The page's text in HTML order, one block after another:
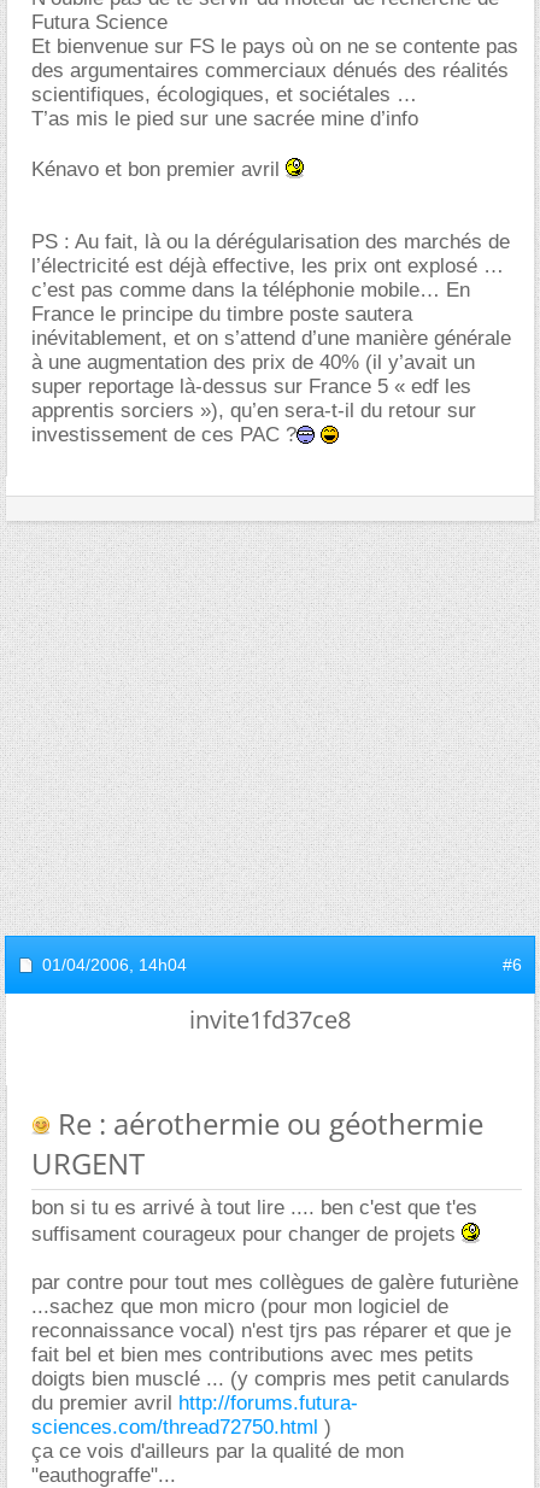
Futura Science
Et bienvenue sur FS le pays où on ne se contente pas
des argumentaires commerciaux dénués des réalités
scientifiques, écologiques, et sociétales
T’as mis le pied sur une sacrée mine d’info
Kénavo et bon premier avril
PS : Au fait, là ou la dérégularisation des marchés de
l’électricité est déjà effective, les prix ont explosé
c’est pas comme dans la téléphonie mobile… En
France le principe du timbre poste sautera
inévitablement, et on s’attend d’une manière générale
à une augmentation des prix de 40% (il y’avait un
super reportage là-dessus sur France 5 « edf les
apprentis sorciers »), qu’en sera-t-il du retour sur
investissement de ces PAC ?
01/04/2006, 14h04 #6
invite1fd37ce8
Re : aérothermie ou géothermie
URGENT
bon si tu es arrivé à tout lire .... ben c'est que t'es
suffisament courageux pour changer de projets
par contre pour tout mes collègues de galère futuriène
...sachez que mon micro (pour mon logiciel de
reconnaissance vocal) n'est tjrs pas réparer et que je
fait bel et bien mes contributions avec mes petits
doigts bien musclé ... (y compris mes petit canulards
du premier avril http://forums.futura-
sciences.com/thread72750.html )
ça ce vois d'ailleurs par la qualité de mon
"eauthograffe"...